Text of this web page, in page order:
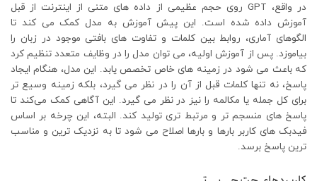
در واقع، GPT روی حجم عظیمی از داده ‌های متنی از اینترنت از قبل
آموزش داده شده است. این پیش ‌آموزش به مدل کمک می ‌کند تا
الگوهای آماری، روابط بین کلمات و تفاوت‌ های بافتی موجود در زبان را
بیاموزد. پس از آموزش اولیه، می توان مدل را در وظایف متعدد تنظیم کرد
که باعث می شود در زمینه های خاص تخصص یابد. این مدل، هنگام ایجاد
پاسخ، نه تنها کلمات قبل از آن را در نظر می گیرد، بلکه زمینه وسیع تر
برای کل جمله یا مکالمه را نیز در نظر می گیرد. این آگاهی کمک می‌کند تا
پاسخ ‌های منسجم ‌تر و مرتبط ‌تری تولید کند. البته، این چرخه بر اساس
فیدبک های کاربر بارها و بارها اصلاح می شود تا به نزدیک ترین و مناسب
ترین پاسخ برسد.